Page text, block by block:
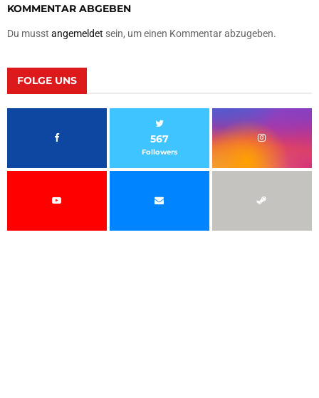
KOMMENTAR ABGEBEN
Du musst angemeldet sein, um einen Kommentar abzugeben.
FOLGE UNS
567
Followers